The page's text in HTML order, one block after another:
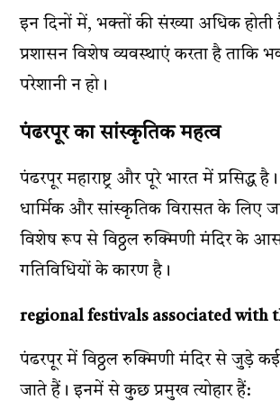
इन दिनों में, भक्तों की संख्या अधिक होती
प्रशासन विशेष व्यवस्थाएं करता है ताकि
परेशानी न हो।
पंढरपूर का सांस्कृतिक महत्व
पंढरपूर महाराष्ट्र और पूरे भारत में प्रसिद्ध
धार्मिक और सांस्कृतिक विरासत के लिए
विशेष रूप से विठ्ठल रुक्मिणी मंदिर के
गतिविधियों के कारण है।
regional festivals associated with
पंढरपूर में विठ्ठल रुक्मिणी मंदिर से जुड़े कई
जाते हैं। इनमें से कुछ प्रमुख त्योहार हैं: